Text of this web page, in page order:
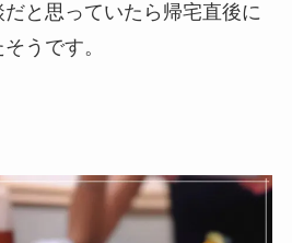
と思っていたら帰宅直後に
うです。